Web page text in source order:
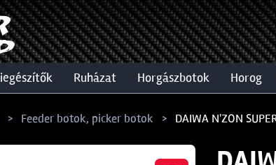
kiegészítők ruházat horgászbotok horog
Feeder botok, picker botok DAIWA N'ZON